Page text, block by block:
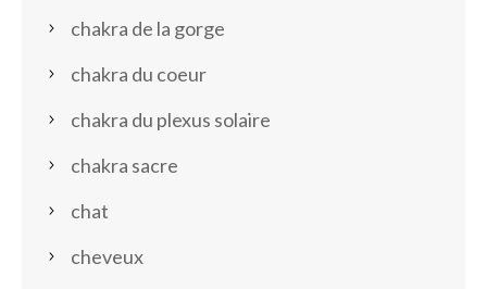
chakra de la gorge
chakra du coeur
chakra du plexus solaire
chakra sacre
chat
cheveux